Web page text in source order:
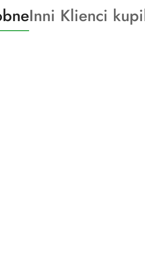
Produkty
o
Inni Klienci